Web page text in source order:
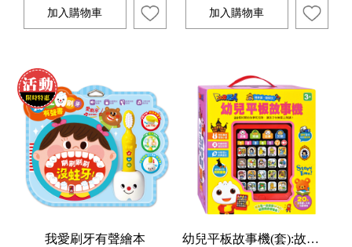
我愛刷牙有聲繪本 幼兒平板故事機(套):故事機+20冊小書